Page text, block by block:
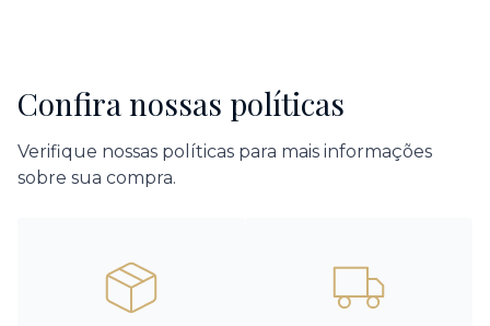
Confira nossas políticas
Verifique nossas políticas para mais informações
sobre sua compra.